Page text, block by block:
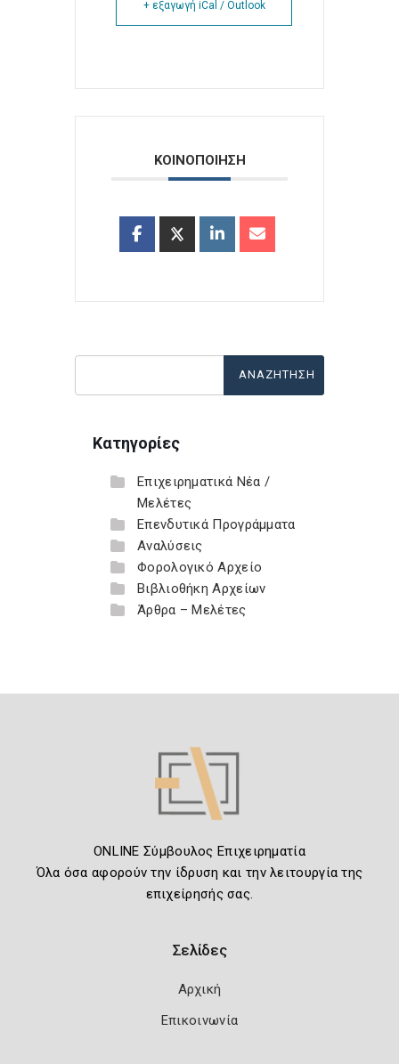
+ εξαγωγή iCal / Outlook
ΚΟΙΝΟΠΟΙΗΣΗ
Κατηγορίες
Επιχειρηματικά Νέα /
Μελέτες
Επενδυτικά Προγράμματα
Αναλύσεις
Φορολογικό Αρχείο
Βιβλιοθήκη Αρχείων
Άρθρα – Μελέτες
ONLINE Σύμβουλος Επιχειρηματία
Όλα όσα αφορούν την ίδρυση και την λειτουργία της
επιχείρησής σας.
Σελίδες
Αρχική
Επικοινωνία